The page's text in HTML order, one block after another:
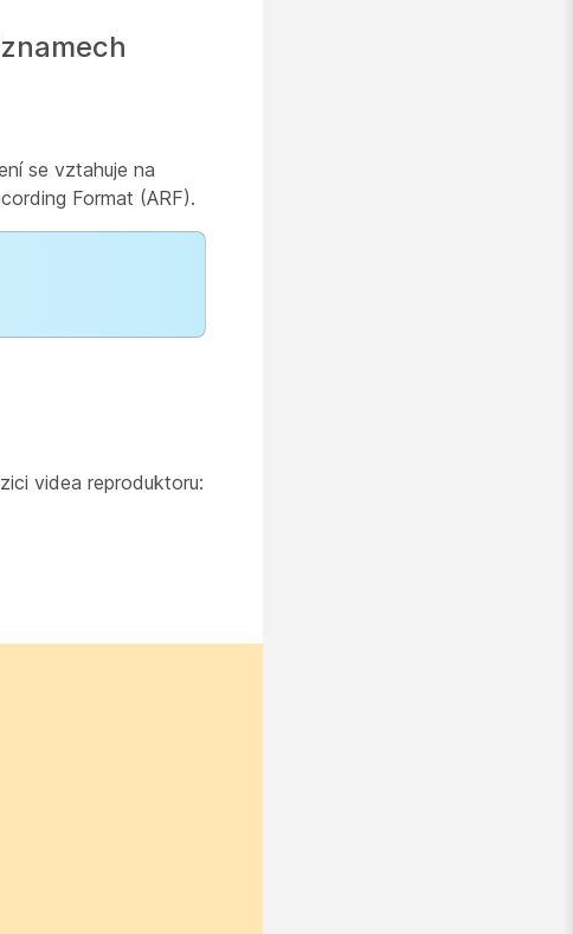
se vztahuje na
Format (ARF).
videa reproduktoru: